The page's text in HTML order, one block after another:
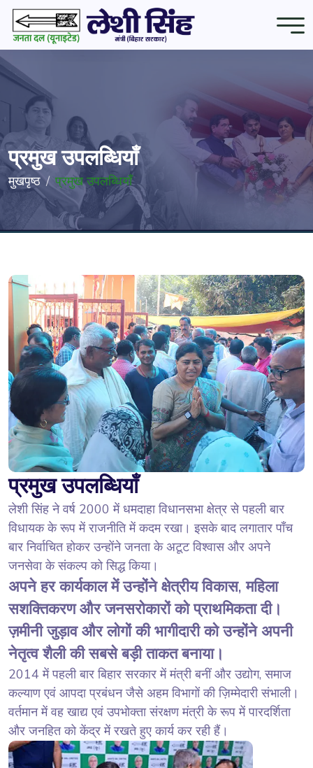
प्रमुख उपलब्धियाँ
मुखपृष्ठ प्रमुख उपलब्धियाँ
प्रमुख उपलब्धियाँ
लेशी सिंह ने वर्ष 2000 में धमदाहा विधानसभा क्षेत्र से पहली बार
विधायक के रूप में राजनीति में कदम रखा। इसके बाद लगातार पाँच
बार निर्वाचित होकर उन्होंने जनता के अटूट विश्वास और अपने
जनसेवा के संकल्प को सिद्ध किया।
अपने हर कार्यकाल में उन्होंने क्षेत्रीय विकास, महिला
सशक्तिकरण और जनसरोकारों को प्राथमिकता दी।
ज़मीनी जुड़ाव और लोगों की भागीदारी को उन्होंने अपनी
नेतृत्व शैली की सबसे बड़ी ताकत बनाया।
2014 में पहली बार बिहार सरकार में मंत्री बनीं और उद्योग, समाज
कल्याण एवं आपदा प्रबंधन जैसे अहम विभागों की ज़िम्मेदारी संभाली।
वर्तमान में वह खाद्य एवं उपभोक्ता संरक्षण मंत्री के रूप में पारदर्शिता
और जनहित को केंद्र में रखते हुए कार्य कर रही हैं।